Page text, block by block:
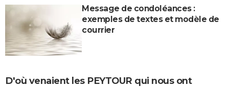
Message de condoléances :
exemples de textes et modèle de
courrier
D'où venaient les PEYTOUR qui nous ont